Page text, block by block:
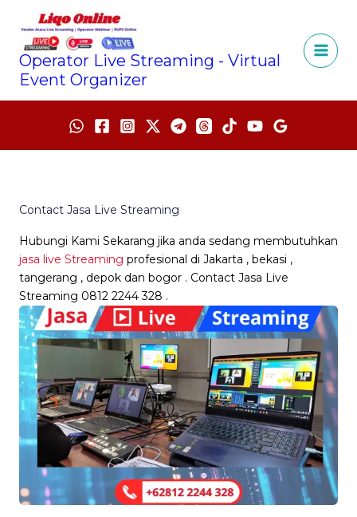
konten
Operator Live Streaming - Virtual
Event Organizer
Contact Jasa Live Streaming
Hubungi Kami Sekarang jika anda sedang membutuhkan
jasa live Streaming profesional di Jakarta , bekasi ,
tangerang , depok dan bogor . Contact Jasa Live
Streaming 0812 2244 328 .